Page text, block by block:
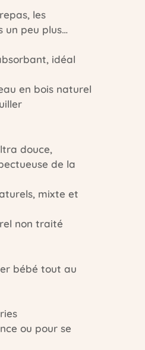
les
un peu plus…
idéal
en bois naturel
douce,
de la
mixte et
non traité
bébé tout au
ou pour se